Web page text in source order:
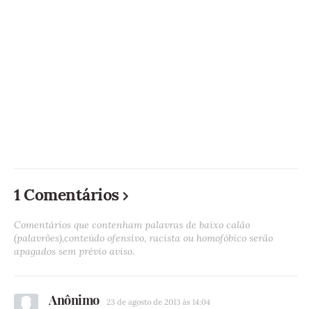
1 Comentários
Comentários que contenham palavras de baixo calão
(palavrões),conteúdo ofensivo, racista ou homofóbico serão
apagados sem prévio aviso.
Anônimo 23 de agosto de 2013 às 14:04